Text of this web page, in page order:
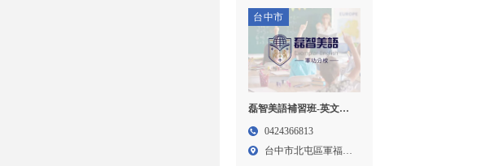
台中市
磊智美語補習班-英文補
習班,美語補習班,台中英
班
0424366813
台中市北屯區軍福十